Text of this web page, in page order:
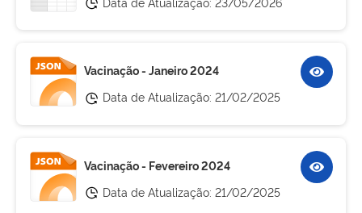
Vacinação - Janeiro 2024
Data de Atualização: 21/02/2025
Vacinação - Fevereiro 2024
Data de Atualização: 21/02/2025